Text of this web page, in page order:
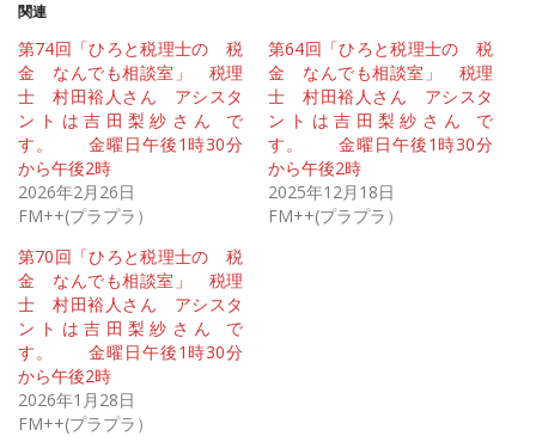
関連
第74回「ひろと税理士の 税
金 なんでも相談室」 税理
士 村田裕人さん アシスタ
ントは吉田梨紗さん で
す。 金曜日午後1時30分
から午後2時
2026年2月26日
FM++(プラプラ）
第64回「ひろと税理士の 税
金 なんでも相談室」 税理
士 村田裕人さん アシスタ
ントは吉田梨紗さん で
す。 金曜日午後1時30分
から午後2時
2025年12月18日
FM++(プラプラ）
第70回「ひろと税理士の 税
金 なんでも相談室」 税理
士 村田裕人さん アシスタ
ントは吉田梨紗さん で
す。 金曜日午後1時30分
から午後2時
2026年1月28日
FM++(プラプラ）